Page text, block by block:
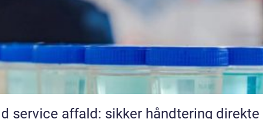
service affald: sikker håndtering direkte